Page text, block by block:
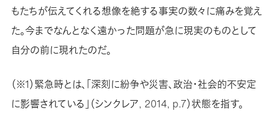
もたちが伝えてくれる想像を絶する事実の数々に痛みを覚え
た。今までなんとなく遠かった問題が急に現実のものとして
自分の前に現れたのだ。
（※1）緊急時とは、「深刻に紛争や災害、政治・社会的不安定
に影響されている」（シンクレア, 2014, p.7）状態を指す。